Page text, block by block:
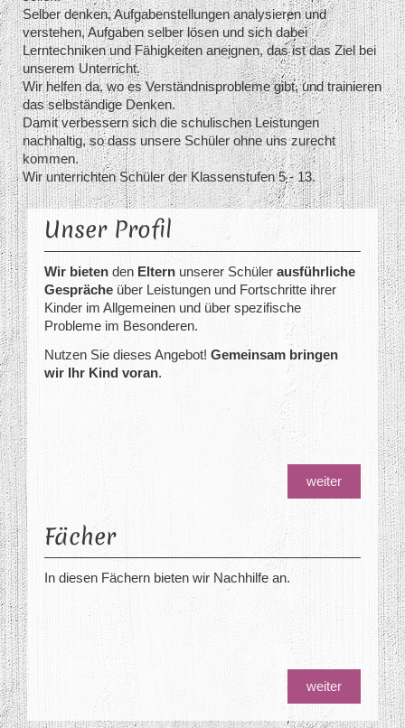
Selber denken, Aufgabenstellungen analysieren und
verstehen, Aufgaben selber lösen und sich dabei
Lerntechniken und Fähigkeiten aneignen, das ist das Ziel bei
unserem Unterricht.
Wir helfen da, wo es Verständnisprobleme gibt, und trainieren
das selbständige Denken.
Damit verbessern sich die schulischen Leistungen
nachhaltig, so dass unsere Schüler ohne uns zurecht
kommen.
Wir unterrichten Schüler der Klassenstufen 5 - 13.
Unser Profil
Wir bietenden Eltern unserer Schülerausführliche
Gespräche über Leistungen und Fortschritte ihrer
Kinder im Allgemeinen und über spezifische
Probleme im Besonderen.
Nutzen Sie dieses Angebot!Gemeinsam bringen
wir Ihr Kind voran.
weiter
Fächer
In diesen Fächern bieten wir Nachhilfe an.
weiter